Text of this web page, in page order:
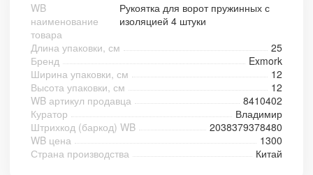
WB
наименование
товара
Рукоятка для ворот пружинных с
изоляцией 4 штуки
Длина упаковки, см
25
Бренд
Exmork
Ширина упаковки, см
12
Высота упаковки, см
12
WB артикул продавца
8410402
Куратор
Владимир
Штрихкод (баркод) WB
2038379378480
WB цена
1300
Страна производства
Китай